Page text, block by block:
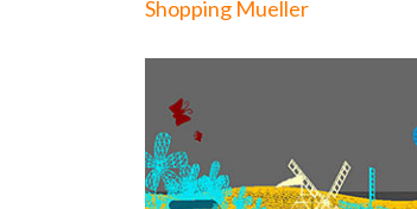
Shopping Mueller